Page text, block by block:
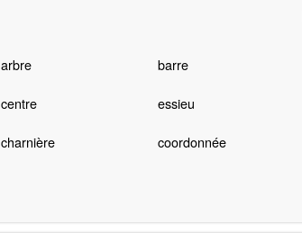
arbre barre
centre essieu
charnière coordonnée